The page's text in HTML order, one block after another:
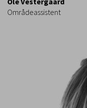
Områdeassistent